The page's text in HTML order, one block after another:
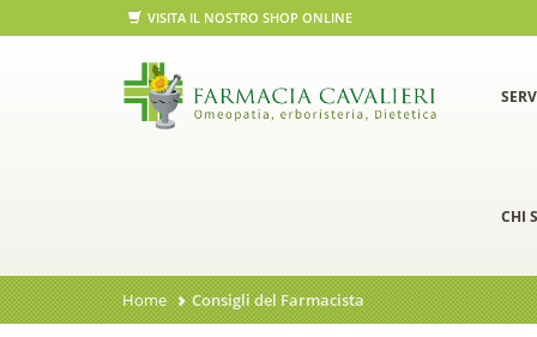
VISITA IL NOSTRO SHOP ONLINE
CHI
Home Consigli del Farmacista